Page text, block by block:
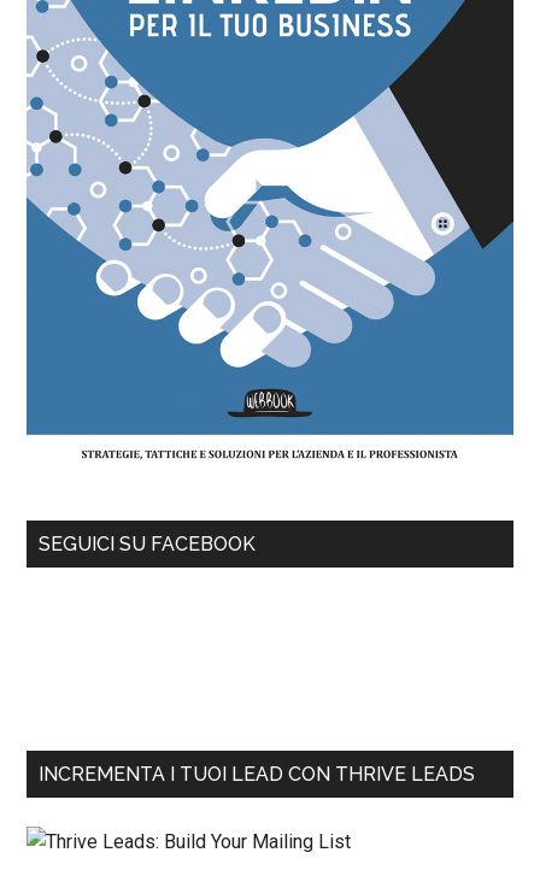
SEGUICI SU FACEBOOK
INCREMENTA I TUOI LEAD CON THRIVE LEADS